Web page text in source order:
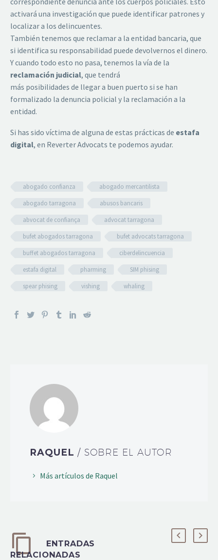
activará una investigación que puede identificar patrones y
localizar a los delincuentes.
También tenemos que reclamar a la entidad bancaria, que
si identifica su responsabilidad puede devolvernos el dinero.
Y cuando todo esto no pasa, tenemos la vía de la
reclamación judicial, que tendrá
más posibilidades de llegar a buen puerto si se han
formalizado la denuncia policial y la reclamación a la
entidad.
Si has sido víctima de alguna de estas prácticas de estafa
digital, en Reverter Advocats te podemos ayudar.
abogado confianza
abogado mercantilista
abogado tarragona
abusos bancaris
abvocat de confiança
advocat tarragona
bufet abogados tarragona
bufet advocats tarragona
buffet abogados tarragona
ciberdelincuencia
estafa digital
pharming
SIM phising
spear phising
vishing whaling
RAQUEL / SOBRE EL AUTOR
Más artículos de Raquel
ENTRADAS
RELACIONADAS